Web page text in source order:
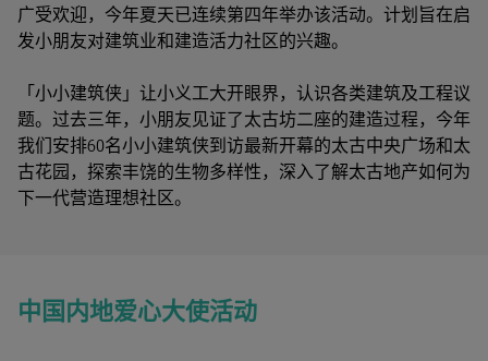
广受欢迎，今年夏天已连续第四年举办该活动。计划旨在启
发小朋友对建筑业和建造活力社区的兴趣。
「小小建筑侠」让小义工大开眼界，认识各类建筑及工程议
题。过去三年，小朋友见证了太古坊二座的建造过程，今年
我们安排60名小小建筑侠到访最新开幕的太古中央广场和太
古花园，探索丰饶的生物多样性，深入了解太古地产如何为
下一代营造理想社区。
中国内地爱心大使活动